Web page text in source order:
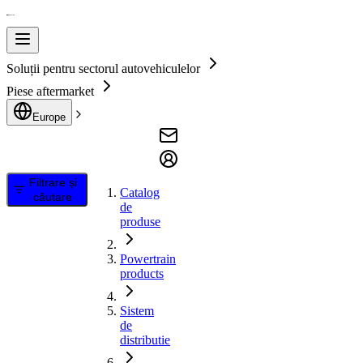
Soluții pentru sectorul autovehiculelor
Piese aftermarket
Europe
Filtrare și
căutare
Catalog
de
produse
Powertrain
products
Sistem
de
distributie